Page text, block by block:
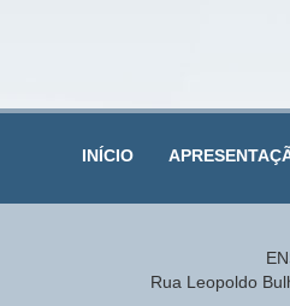
INÍCIO
Rua Leopoldo